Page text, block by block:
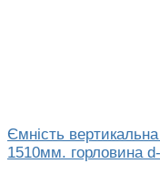
Ємність
1510мм. горловина